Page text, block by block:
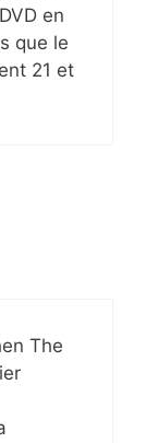
en
que le
21 et
The